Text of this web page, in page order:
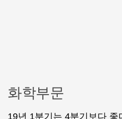
화학부문
19년 1분기는 4분기보다 좋